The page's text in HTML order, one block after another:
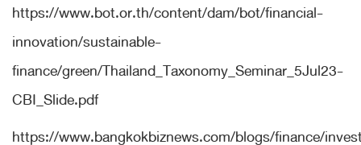
https://www.bot.or.th/content/dam/bot/financial-
innovation/sustainable-
finance/green/Thailand_Taxonomy_Seminar_5Jul23-
CBI_Slide.pdf
https://www.bangkokbiznews.com/blogs/finance/